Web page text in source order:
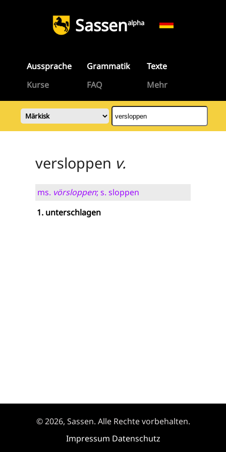
Sassenalpha
Aussprache Grammatik
Texte
Kurse
FAQ Mehr
versloppen v.
ms. vörsloppen; s. sloppen
unterschlagen
© 2026, Sassen. Alle Rechte vorbehalten.
Impressum Datenschutz